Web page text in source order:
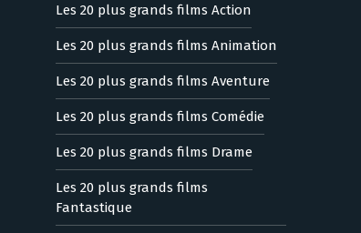
Les 20 plus grands films Action
Les 20 plus grands films Animation
Les 20 plus grands films Aventure
Les 20 plus grands films Comédie
Les 20 plus grands films Drame
Les 20 plus grands films
Fantastique